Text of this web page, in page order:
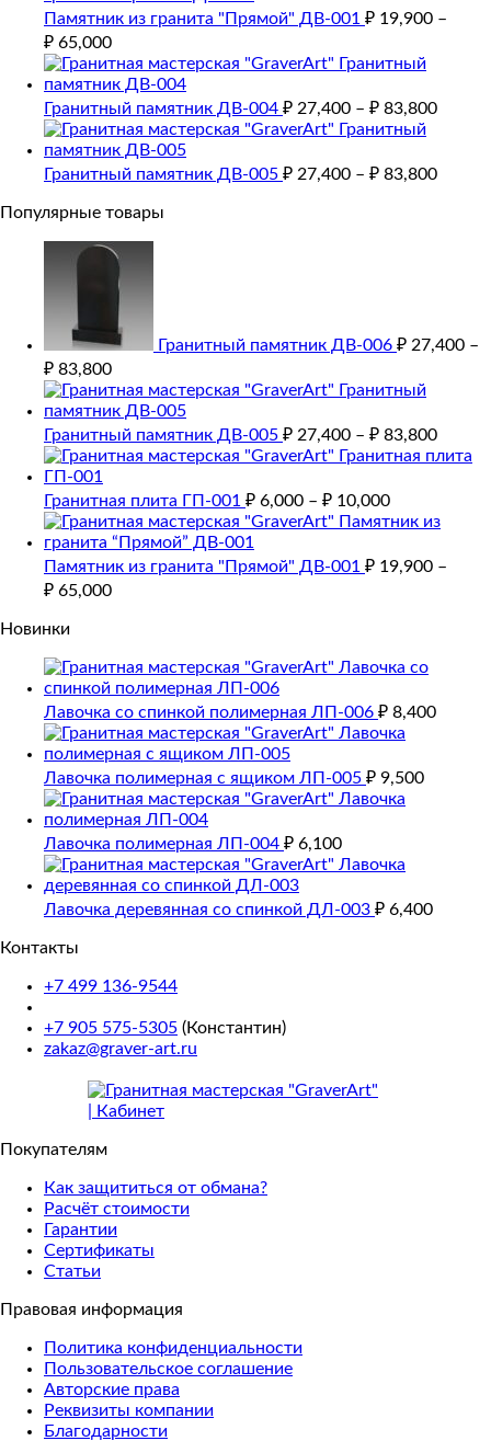
Памятник из гранита "Прямой" ДВ-001 ₽ 19,900 –
₽ 65,000
Гранитный памятник ДВ-004 ₽ 27,400 – ₽ 83,800
Гранитный памятник ДВ-005 ₽ 27,400 – ₽ 83,800
Популярные товары
Гранитный памятник ДВ-006 ₽ 27,400 –
₽ 83,800
Гранитный памятник ДВ-005 ₽ 27,400 – ₽ 83,800
Гранитная плита ГП-001 ₽ 6,000 – ₽ 10,000
Памятник из гранита "Прямой" ДВ-001 ₽ 19,900 –
₽ 65,000
Новинки
Лавочка со спинкой полимерная ЛП-006 ₽ 8,400
Лавочка полимерная с ящиком ЛП-005 ₽ 9,500
Лавочка полимерная ЛП-004 ₽ 6,100
Лавочка деревянная со спинкой ДЛ-003 ₽ 6,400
Контакты
+7 499 136-9544
+7 905 575-5305 (Константин)
zakaz@graver-art.ru
Покупателям
Как защититься от обмана?
Расчёт стоимости
Гарантии
Сертификаты
Статьи
Правовая информация
Политика конфиденциальности
Пользовательское соглашение
Авторские права
Реквизиты компании
Благодарности